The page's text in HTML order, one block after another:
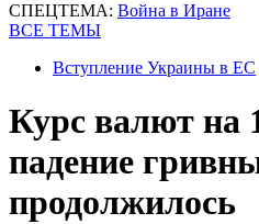
СПЕЦТЕМА: Война в Иране
ВСЕ ТЕМЫ
Вступление Украины в ЕС
Курс валют на
падение
продолжилось